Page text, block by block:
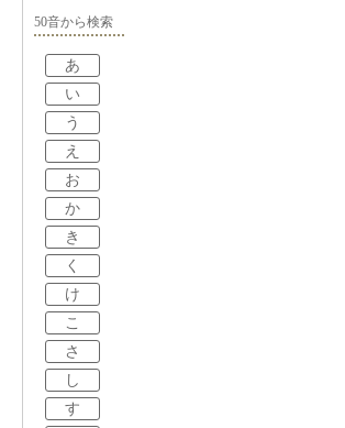
50音から検索
あ
い
う
え
お
か
き
く
け
こ
さ
し
す